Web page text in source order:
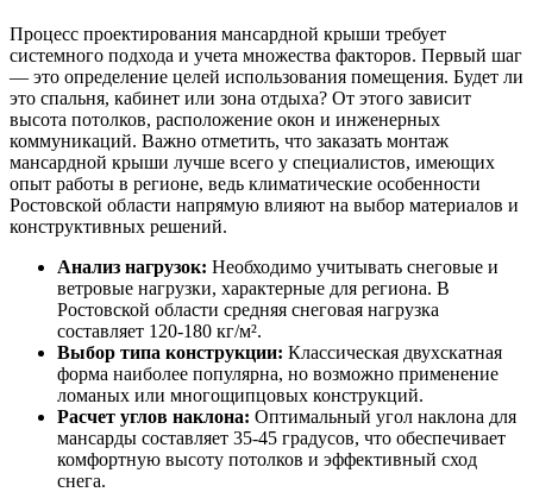
Процесс проектирования мансардной крыши требует
системного подхода и учета множества факторов. Первый шаг
— это определение целей использования помещения. Будет ли
это спальня, кабинет или зона отдыха? От этого зависит
высота потолков, расположение окон и инженерных
коммуникаций. Важно отметить, что заказать монтаж
мансардной крыши лучше всего у специалистов, имеющих
опыт работы в регионе, ведь климатические особенности
Ростовской области напрямую влияют на выбор материалов и
конструктивных решений.
Анализ нагрузок: Необходимо учитывать снеговые и
ветровые нагрузки, характерные для региона. В
Ростовской области средняя снеговая нагрузка
составляет 120-180 кг/м².
Выбор типа конструкции: Классическая двухскатная
форма наиболее популярна, но возможно применение
ломаных или многощипцовых конструкций.
Расчет углов наклона: Оптимальный угол наклона для
мансарды составляет 35-45 градусов, что обеспечивает
комфортную высоту потолков и эффективный сход
снега.